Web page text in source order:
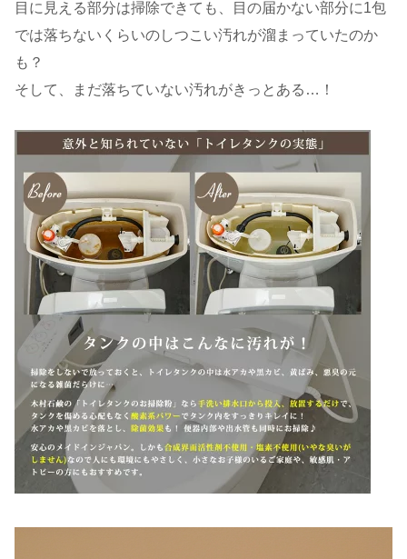
目に見える部分は掃除できても、目の届かない部分に1包
では落ちないくらいのしつこい汚れが溜まっていたのか
も？
そして、まだ落ちていない汚れがきっとある…！